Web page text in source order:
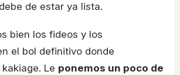
de estar ya lista.
bien los fideos y los
el bol definitivo donde
Le ponemos un poco de